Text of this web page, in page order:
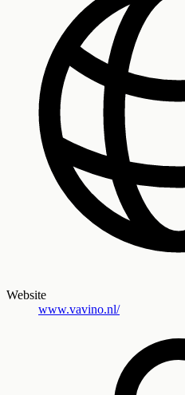
Website
www.vavino.nl/